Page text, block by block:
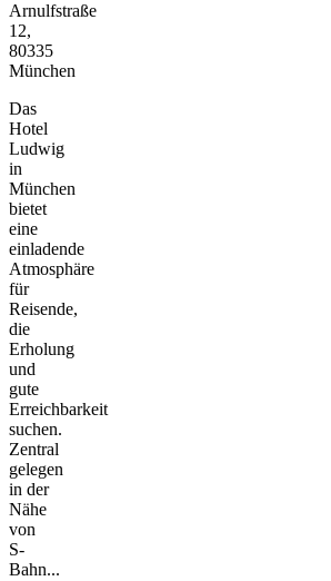
Arnulfstraße
12,
80335
München
Das
Hotel
Ludwig
in
München
bietet
eine
einladende
Atmosphäre
für
Reisende,
die
Erholung
und
gute
Erreichbarkeit
suchen.
Zentral
gelegen
in der
Nähe
von
S-
Bahn...